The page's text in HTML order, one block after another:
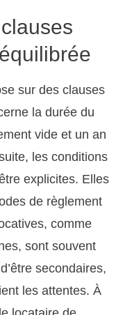
sur des clauses
la durée du
vide et un an
les conditions
explicites. Elles
de règlement
comme
sont souvent
secondaires,
les attentes. À